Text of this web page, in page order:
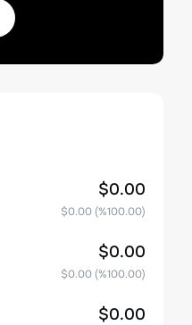
$0.00
$0.00(%100.00)
$0.00
$0.00(%100.00)
$0.00